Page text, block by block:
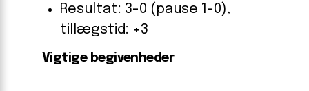
Resultat: 3-0 (pause 1-0),
tillægstid: +3
Vigtige begivenheder